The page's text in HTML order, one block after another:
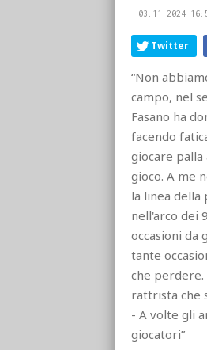
03.11.2024
Twitter
“Non
campo, nel
Fasano ha
facendo
giocare
gioco. A me
la linea della
nell'arco dei
occasioni da
tante
che perdere.
rattrista che
- A volte gli
giocatori”